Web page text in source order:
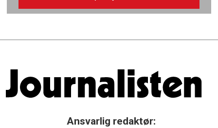
Ansvarlig redaktør: